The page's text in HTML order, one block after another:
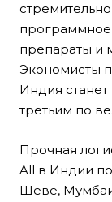
препараты и
Экономисты
Индия
третьим по
Прочная
All в Индии
Шеве,